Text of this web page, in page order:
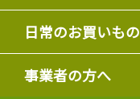
日常のお買いもの
事業者の方へ